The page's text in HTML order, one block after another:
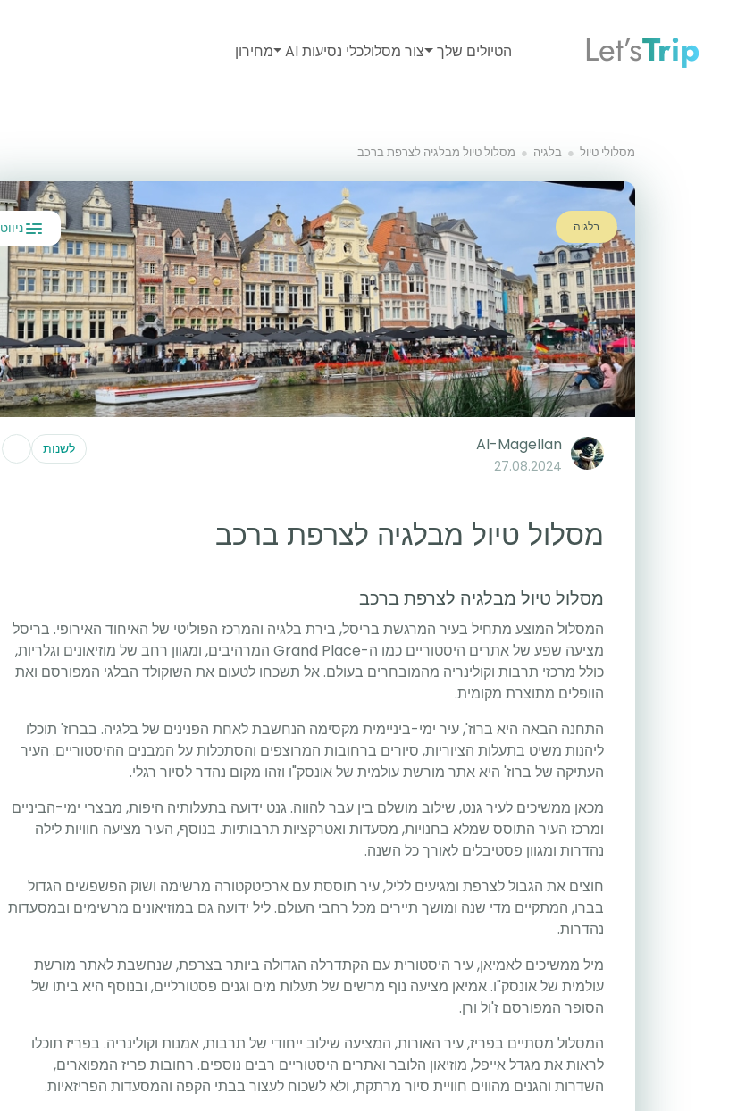
Let’sTrip הטיולים שלך צור מסלולכלי נסיעות AI מחירון
מסלולי טיול בלגיה מסלול טיול מבלגיה לצרפת ברכב
ניווט בלגיה
AI-Magellan
27.08.2024
לשנות
מסלול טיול מבלגיה לצרפת ברכב
מסלול טיול מבלגיה לצרפת ברכב
המסלול המוצע מתחיל בעיר המרגשת בריסל, בירת בלגיה והמרכז הפוליטי של האיחוד האירופי. בריסל
מציעה שפע של אתרים היסטוריים כמו ה-Grand Place המרהיבים, ומגוון רחב של מוזיאונים וגלריות,
כולל מרכזי תרבות וקולינריה מהמובחרים בעולם. אל תשכחו לטעום את השוקולד הבלגי המפורסם ואת
הוופלים מתוצרת מקומית.
התחנה הבאה היא ברוז', עיר ימי-ביניימית מקסימה הנחשבת לאחת הפנינים של בלגיה. בברוז' תוכלו
ליהנות משיט בתעלות הציוריות, סיורים ברחובות המרוצפים והסתכלות על המבנים ההיסטוריים. העיר
העתיקה של ברוז' היא אתר מורשת עולמית של אונסק"ו וזהו מקום נהדר לסיור רגלי.
מכאן ממשיכים לעיר גנט, שילוב מושלם בין עבר להווה. גנט ידועה בתעלותיה היפות, מבצרי ימי-הביניים
ומרכז העיר התוסס שמלא בחנויות, מסעדות ואטרקציות תרבותיות. בנוסף, העיר מציעה חוויות לילה
נהדרות ומגוון פסטיבלים לאורך כל השנה.
חוצים את הגבול לצרפת ומגיעים לליל, עיר תוססת עם ארכיטקטורה מרשימה ושוק הפשפשים הגדול
בברו, המתקיים מדי שנה ומושך תיירים מכל רחבי העולם. ליל ידועה גם במוזיאונים מרשימים ובמסעדות
נהדרות.
מיל ממשיכים לאמיאן, עיר היסטורית עם הקתדרלה הגדולה ביותר בצרפת, שנחשבת לאתר מורשת
עולמית של אונסק"ו. אמיאן מציעה נוף מרשים של תעלות מים וגנים פסטורליים, ובנוסף היא ביתו של
הסופר המפורסם ז'ול ורן.
המסלול מסתיים בפריז, עיר האורות, המציעה שילוב ייחודי של תרבות, אמנות וקולינריה. בפריז תוכלו
לראות את מגדל אייפל, מוזיאון הלובר ואתרים היסטוריים רבים נוספים. רחובות פריז המפוארים,
השדרות והגנים מהווים חוויית סיור מרתקת, ולא לשכוח לעצור בבתי הקפה והמסעדות הפריזאיות.